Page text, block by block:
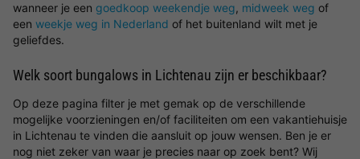
wanneer je een goedkoop weekendje weg, midweek weg of
een weekje weg in Nederland of het buitenland wilt met je
geliefdes.
Welk soort bungalows in Lichtenau zijn er beschikbaar?
Op deze pagina filter je met gemak op de verschillende
mogelijke voorzieningen en/of faciliteiten om een vakantiehuisje
in Lichtenau te vinden die aansluit op jouw wensen. Ben je er
nog niet zeker van waar je precies naar op zoek bent? Wij